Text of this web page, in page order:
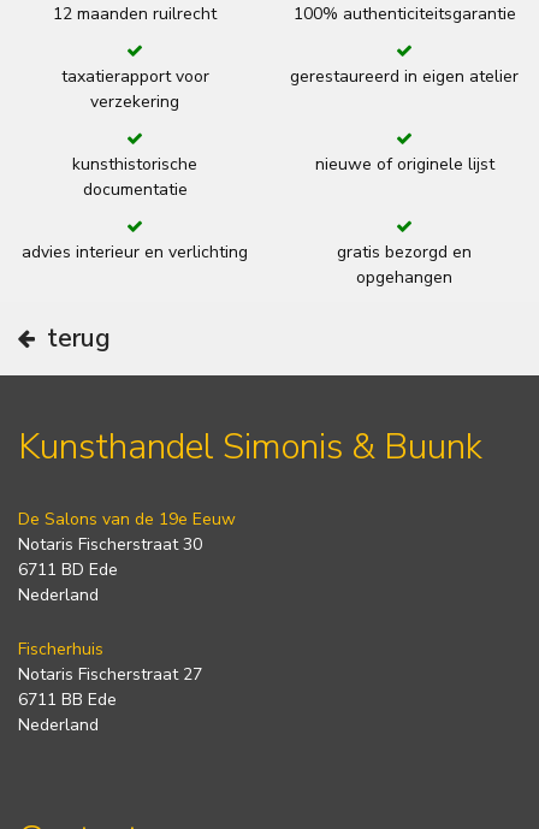
12 maanden ruilrecht 100% authenticiteitsgarantie
taxatierapport voor
verzekering
gerestaureerd in eigen atelier
kunsthistorische
documentatie
nieuwe of originele lijst
advies interieur en verlichting
gratis bezorgd en
opgehangen
terug
Kunsthandel Simonis & Buunk
De Salons van de 19e Eeuw
Notaris Fischerstraat 30
6711 BD Ede
Nederland
Fischerhuis
Notaris Fischerstraat 27
6711 BB Ede
Nederland